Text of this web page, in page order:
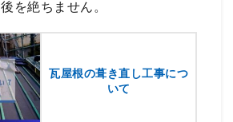
後を絶ちません。
瓦屋根の葺き直し工事につ
いて